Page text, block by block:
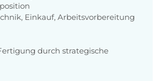
Einkauf, Arbeitsvorbereitung
durch strategische